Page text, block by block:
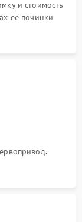
и стоимость
ее починки